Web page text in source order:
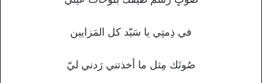
في ذِمتِي يا سَيّد كل المَزايين
صُوتَك مِثل ما أخذتني رَدني ليّ